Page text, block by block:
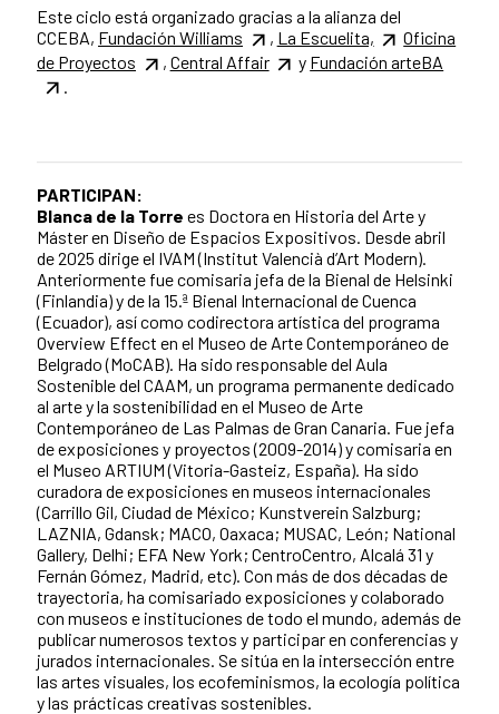
Este ciclo está organizado gracias a la alianza del
CCEBA, Fundación Williams , La Escuelita,
Oficina
de Proyectos
, Central Affair y Fundación arteBA
PARTICIPAN:
Blanca de la Torre es Doctora en Historia del Arte y
Máster en Diseño de Espacios Expositivos. Desde abril
de 2025 dirige el IVAM (Institut Valencià d’Art Modern).
Anteriormente fue comisaria jefa de la Bienal de Helsinki
(Finlandia) y de la 15.ª Bienal Internacional de Cuenca
(Ecuador), así como codirectora artística del programa
Overview Effect en el Museo de Arte Contemporáneo de
Belgrado (MoCAB). Ha sido responsable del Aula
Sostenible del CAAM, un programa permanente dedicado
al arte y la sostenibilidad en el Museo de Arte
Contemporáneo de Las Palmas de Gran Canaria. Fue jefa
de exposiciones y proyectos (2009-2014) y comisaria en
el Museo ARTIUM (Vitoria-Gasteiz, España). Ha sido
curadora de exposiciones en museos internacionales
(Carrillo Gil, Ciudad de México; Kunstverein Salzburg;
LAZNIA, Gdansk; MACO, Oaxaca; MUSAC, León; National
Gallery, Delhi; EFA New York; CentroCentro, Alcalá 31 y
Fernán Gómez, Madrid, etc). Con más de dos décadas de
trayectoria, ha comisariado exposiciones y colaborado
con museos e instituciones de todo el mundo, además de
publicar numerosos textos y participar en conferencias y
jurados internacionales. Se sitúa en la intersección entre
las artes visuales, los ecofeminismos, la ecología política
y las prácticas creativas sostenibles.